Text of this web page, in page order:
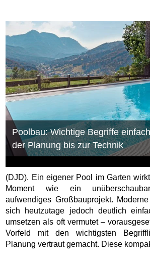
Poolbau: Wichtige Begriffe
der Planung bis zur Technik
(DJD). Ein eigener Pool im Garten
Moment wie ein
aufwendiges Großbauprojekt.
sich heutzutage jedoch deutlich
umsetzen als oft vermutet –
Vorfeld mit den wichtigsten
Planung vertraut gemacht. Diese